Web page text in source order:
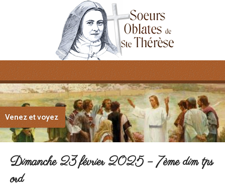
Venez et voyez
Dimanche 23 février 2025 – 7ème dim tps
ord